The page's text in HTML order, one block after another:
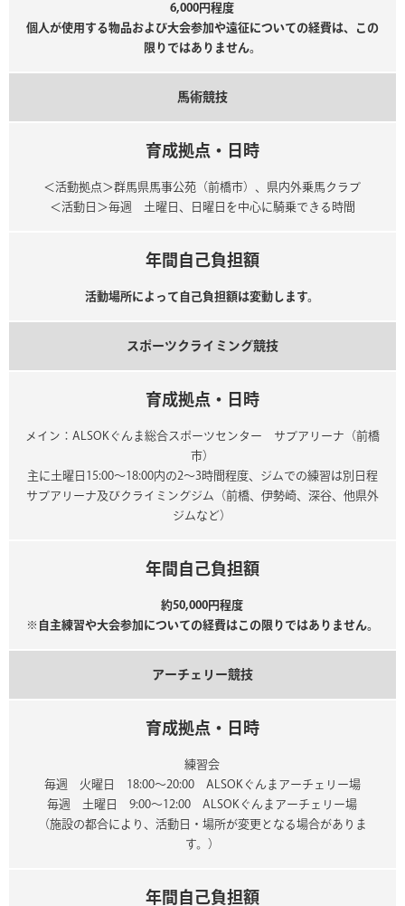
6,000円程度
個人が使用する物品および大会参加や遠征についての経費は、この
限りではありません。
馬術競技
育成拠点・日時
＜活動拠点＞群馬県馬事公苑（前橋市）、県内外乗馬クラブ
＜活動日＞毎週 土曜日、日曜日を中心に騎乗できる時間
年間自己負担額
活動場所によって自己負担額は変動します。
スポーツクライミング競技
育成拠点・日時
メイン：ALSOKぐんま総合スポーツセンター サブアリーナ（前橋
市）
主に土曜日15:00～18:00内の2～3時間程度、ジムでの練習は別日程
サブアリーナ及びクライミングジム（前橋、伊勢崎、深谷、他県外
ジムなど）
年間自己負担額
約50,000円程度
※自主練習や大会参加についての経費はこの限りではありません。
アーチェリー競技
育成拠点・日時
練習会
毎週 火曜日 18:00～20:00 ALSOKぐんまアーチェリー場
毎週 土曜日 9:00～12:00 ALSOKぐんまアーチェリー場
（施設の都合により、活動日・場所が変更となる場合がありま
す。）
年間自己負担額